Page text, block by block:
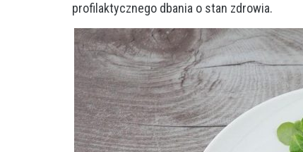
profilaktycznego dbania o stan zdrowia.